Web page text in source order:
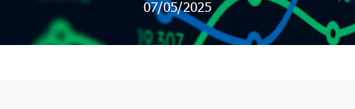
07/05/2025